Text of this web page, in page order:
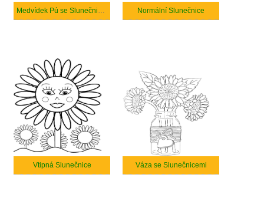
Medvídek Pú se Slunečnicemi Normální Slunečnice
Vtipná Slunečnice Váza se Slunečnicemi